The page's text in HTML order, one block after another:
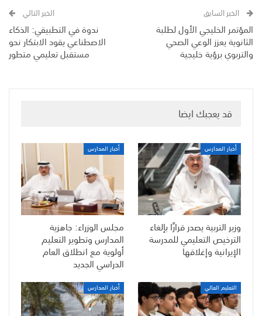
الخبر السابق
المؤتمر الخليجي الأول لطلبة
الثانوية يعزز الوعي الصحي
والتربوي برؤية خليجية
الخبر التالي
ندوة في التطبيقي: الذكاء
الاصطناعي يقود الابتكار نحو
مستقبل تعليمي متطور
قد يعجبك ايضا
أخبار المدارس
وزير التربية يصدر قرارًا بإلغاء
الترخيص التعليمي للمدرسة
الإيرانية وإغلاقها
أخبار المدارس
مجلس الوزراء: جاهزية
المدارس وتطوير التعليم
أولوية مع انطلاق العام
الدراسي الجديد
التعليم العالي أخبار المدارس